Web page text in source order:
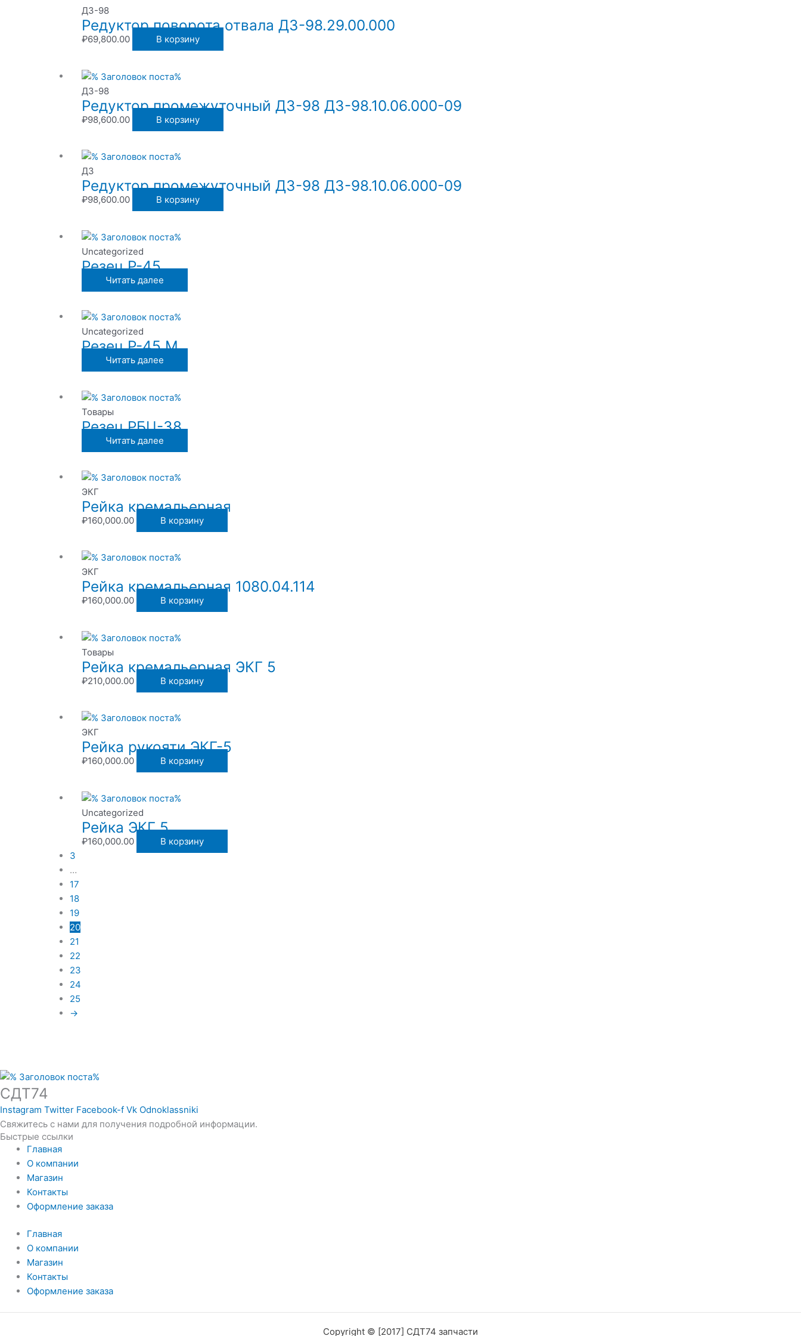
ДЗ-98
Редуктор поворота отвала ДЗ-98.29.00.000
₽69,800.00 В корзину
ДЗ-98
Редуктор промежуточный ДЗ-98 ДЗ-98.10.06.000-09
₽98,600.00 В корзину
ДЗ
Редуктор промежуточный ДЗ-98 ДЗ-98.10.06.000-09
₽98,600.00 В корзину
Uncategorized
Резец Р-45
Читать далее
Uncategorized
Резец Р-45 М
Читать далее
Товары
Резец РБЦ-38
Читать далее
ЭКГ
Рейка кремальерная
₽160,000.00 В корзину
ЭКГ
Рейка кремальерная 1080.04.114
₽160,000.00 В корзину
Товары
Рейка кремальерная ЭКГ 5
₽210,000.00 В корзину
ЭКГ
Рейка рукояти ЭКГ-5
₽160,000.00 В корзину
Uncategorized
Рейка ЭКГ 5
₽160,000.00
В корзину
3
…
17
18
19
20
21
22
23
24
25
→
СДТ74
Instagram Twitter Facebook-f Vk Odnoklassniki
Свяжитесь с нами для получения подробной информации.
Быстрые ссылки
Главная
О компании
Магазин
Контакты
Оформление заказа
Главная
О компании
Магазин
Контакты
Оформление заказа
Copyright © [2017] СДТ74 запчасти